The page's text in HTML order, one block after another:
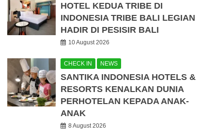
HOTEL KEDUA TRIBE DI
INDONESIA TRIBE BALI LEGIAN
HADIR DI PESISIR BALI
10 August 2026
CHECK IN NEWS
SANTIKA INDONESIA HOTELS &
RESORTS KENALKAN DUNIA
PERHOTELAN KEPADA ANAK-
ANAK
8 August 2026